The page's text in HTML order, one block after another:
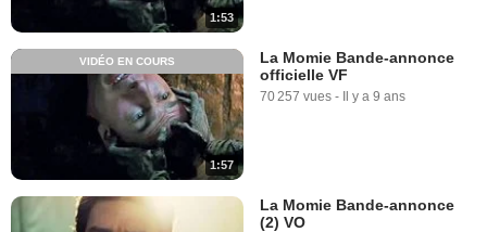
1:53
1:57
VIDÉO EN COURS
La Momie Bande-annonce
officielle VF
70 257 vues - Il y a 9 ans
La Momie Bande-annonce
(2) VO